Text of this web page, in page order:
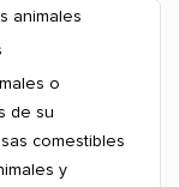
animales
o
de su
comestibles
y